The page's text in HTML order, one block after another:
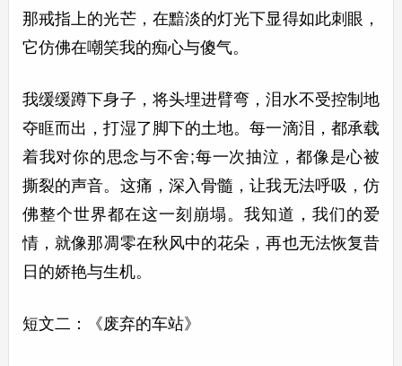
那戒指上的光芒，在黯淡的灯光下显得如此刺眼，
它仿佛在嘲笑我的痴心与傻气。
我缓缓蹲下身子，将头埋进臂弯，泪水不受控制地
夺眶而出，打湿了脚下的土地。每一滴泪，都承载
着我对你的思念与不舍;每一次抽泣，都像是心被
撕裂的声音。这痛，深入骨髓，让我无法呼吸，仿
佛整个世界都在这一刻崩塌。我知道，我们的爱
情，就像那凋零在秋风中的花朵，再也无法恢复昔
日的娇艳与生机。
短文二：《废弃的车站》